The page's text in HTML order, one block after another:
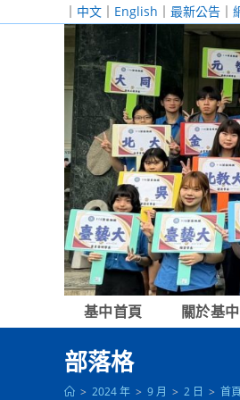
｜ 中文 ｜ English ｜ 最新公告 ｜
基中首頁 關於基中
部落格
> 2024 年 > 9 月 > 2 日 > 首